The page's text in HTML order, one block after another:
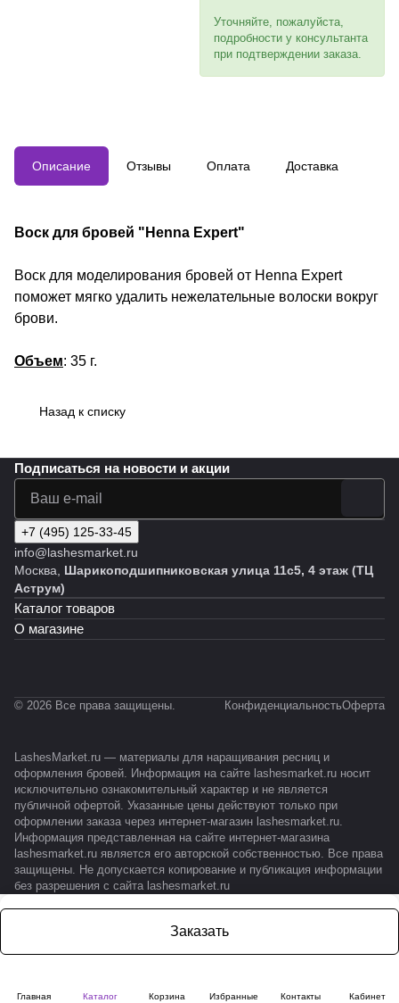
Уточняйте, пожалуйста,
подробности у консультанта
при подтверждении заказа.
Описание Отзывы Оплата Доставка
Воск для бровей "Henna Expert"
Воск для моделирования бровей от Henna Expert
поможет мягко удалить нежелательные волоски вокруг
брови.
Объем: 35 г.
Назад к списку
Заказать
Главная Каталог Корзина Избранные Контакты Кабинет
Подписаться на новости и акции
+7 (495) 125-33-45
info@lashesmarket.ru
Москва, Шарикоподшипниковская улица 11с5, 4 этаж (ТЦ
Аструм)
Каталог товаров
О магазине
© 2026 Все права защищены. КонфиденциальностьОферта
LashesMarket.ru — материалы для наращивания ресниц и
оформления бровей. Информация на сайте lashesmarket.ru носит
исключительно ознакомительный характер и не является
публичной офертой. Указанные цены действуют только при
оформлении заказа через интернет-магазин lashesmarket.ru.
Информация представленная на сайте интернет-магазина
lashesmarket.ru является его авторской собственностью. Все права
защищены. Не допускается копирование и публикация информации
без разрешения с сайта lashesmarket.ru